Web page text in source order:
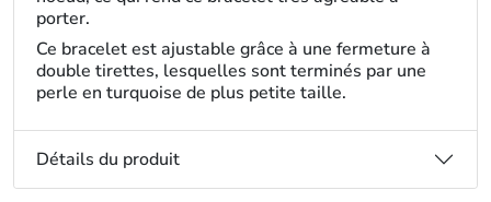
porter.
Ce bracelet est ajustable grâce à une fermeture à
double tirettes, lesquelles sont terminés par une
perle en turquoise de plus petite taille.
Détails du produit